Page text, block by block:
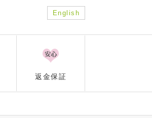
English
返金保証